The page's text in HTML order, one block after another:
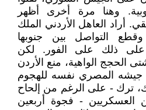
وهنا مرة أخرى ‏أظهر
أراد العاهل الأردني الملك
التواصل بين ‏جنوبها
على ذلك على الفور. لكن
الحجج الواهية، منع ‏الأردن
المصري نفسه للهجوم
ترك - على ‏الرغم من إلحاح
العسكريين - فجوة أربعين